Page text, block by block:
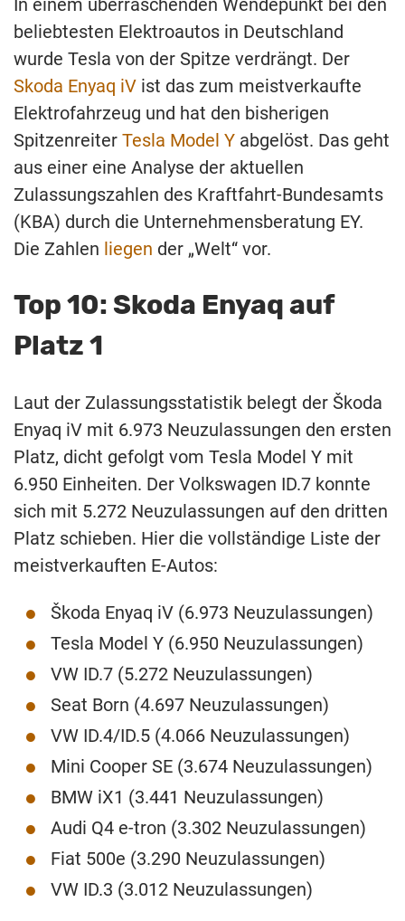
In einem überraschenden Wendepunkt bei den
beliebtesten Elektroautos in Deutschland
wurde Tesla von der Spitze verdrängt. Der
Skoda Enyaq iV ist das zum meistverkaufte
Elektrofahrzeug und hat den bisherigen
Spitzenreiter Tesla Model Y abgelöst. Das geht
aus einer eine Analyse der aktuellen
Zulassungszahlen des Kraftfahrt-Bundesamts
(KBA) durch die Unternehmensberatung EY.
Die Zahlen liegen der „Welt“ vor.
Top 10: Skoda Enyaq auf
Platz 1
Laut der Zulassungsstatistik belegt der Škoda
Enyaq iV mit 6.973 Neuzulassungen den ersten
Platz, dicht gefolgt vom Tesla Model Y mit
6.950 Einheiten. Der Volkswagen ID.7 konnte
sich mit 5.272 Neuzulassungen auf den dritten
Platz schieben. Hier die vollständige Liste der
meistverkauften E-Autos:
Škoda Enyaq iV (6.973 Neuzulassungen)
Tesla Model Y (6.950 Neuzulassungen)
VW ID.7 (5.272 Neuzulassungen)
Seat Born (4.697 Neuzulassungen)
VW ID.4/ID.5 (4.066 Neuzulassungen)
Mini Cooper SE (3.674 Neuzulassungen)
BMW iX1 (3.441 Neuzulassungen)
Audi Q4 e-tron (3.302 Neuzulassungen)
Fiat 500e (3.290 Neuzulassungen)
VW ID.3 (3.012 Neuzulassungen)